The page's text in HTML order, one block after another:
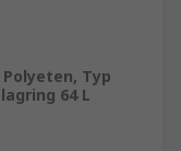
Typ
64 L